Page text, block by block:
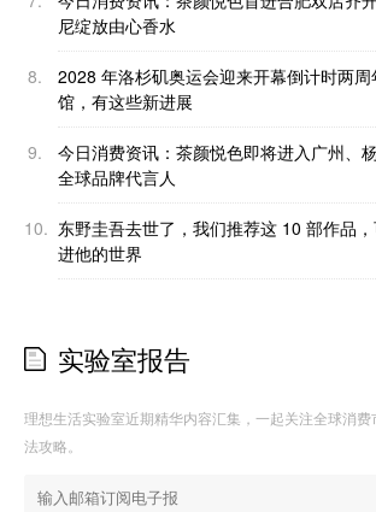
尼绽放由心香水
8.
2028 年洛杉矶奥运会迎来开幕倒计时两
馆，有这些新进展
9.
今日消费资讯：茶颜悦色即将进入广州、
全球品牌代言人
10. 东野圭吾去世了，我们推荐这 10 部作品
进他的世界
实验室报告
理想生活实验室近期精华内容汇集，一起关注全球消
法攻略。